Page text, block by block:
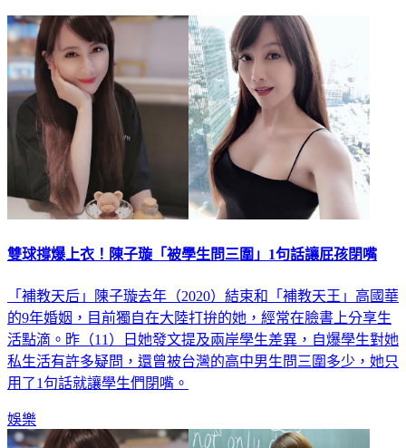
雙球撐爆上衣！陳子璇「被學生問三圍」1句話讓屁孩閉嘴
「補教天后」陳子璇去年（2020）結束和「補教天王」高國華
的9年婚姻，目前獨自在大陸打拚的她，經常在臉書上分享生
活點滴。昨（11）日她發文提及兩岸學生差異，自爆學生對她
私生活有許多疑問，還曾被台灣的高中男生問三圍多少，她只
用了1句話就讓學生們閉嘴。
娛樂